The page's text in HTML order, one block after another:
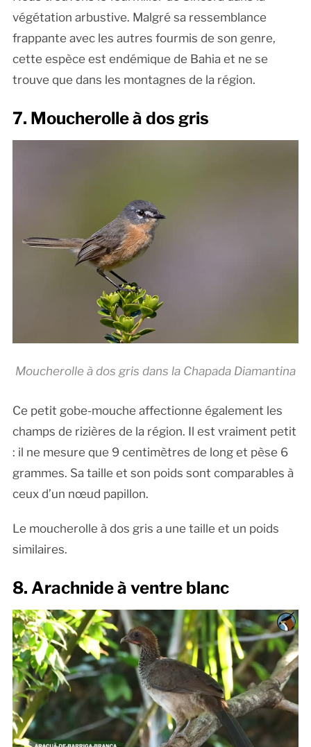
végétation arbustive. Malgré sa ressemblance
frappante avec les autres fourmis de son genre,
cette espèce est endémique de Bahia et ne se
trouve que dans les montagnes de la région.
7. Moucherolle à dos gris
Moucherolle à dos gris dans la Chapada Diamantina
Ce petit gobe-mouche affectionne également les
champs de rizières de la région. Il est vraiment petit
: il ne mesure que 9 centimètres de long et pèse 6
grammes. Sa taille et son poids sont comparables à
ceux d’un nœud papillon.
Le moucherolle à dos gris a une taille et un poids
similaires.
8. Arachnide à ventre blanc